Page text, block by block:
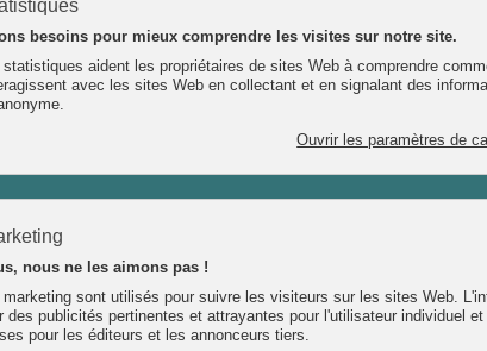
11 produits en stock
–
en rose"